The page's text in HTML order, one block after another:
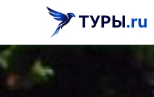
ТУРЫ.ru